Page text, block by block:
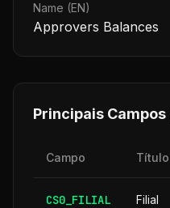
Name (EN)
Approvers Balances
Principais Campos
Campo Título
CS0_FILIAL Filial